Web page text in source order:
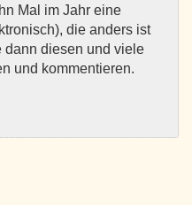
Mal im Jahr eine
die anders ist
dann diesen und viele
und kommentieren.